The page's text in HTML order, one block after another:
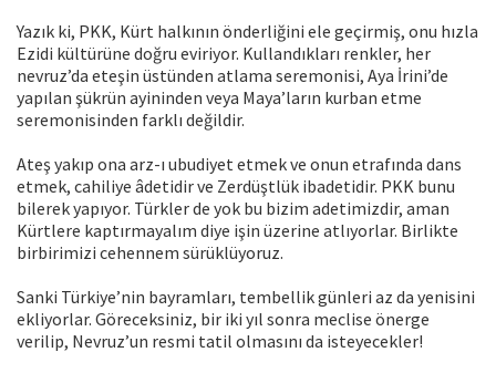
Yazık ki, PKK, Kürt halkının önderliğini ele geçirmiş, onu hızla
Ezidi kültürüne doğru eviriyor. Kullandıkları renkler, her
nevruz’da eteşin üstünden atlama seremonisi, Aya İrini’de
yapılan şükrün ayininden veya Maya’ların kurban etme
seremonisinden farklı değildir.
Ateş yakıp ona arz-ı ubudiyet etmek ve onun etrafında dans
etmek, cahiliye âdetidir ve Zerdüştlük ibadetidir. PKK bunu
bilerek yapıyor. Türkler de yok bu bizim adetimizdir, aman
Kürtlere kaptırmayalım diye işin üzerine atlıyorlar. Birlikte
birbirimizi cehennem sürüklüyoruz.
Sanki Türkiye’nin bayramları, tembellik günleri az da yenisini
ekliyorlar. Göreceksiniz, bir iki yıl sonra meclise önerge
verilip, Nevruz’un resmi tatil olmasını da isteyecekler!